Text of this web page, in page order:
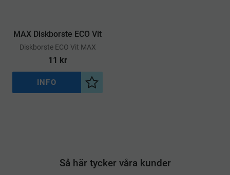
MAX Diskborste ECO Vit
​Diskborste ECO Vit MAX
11 kr
Lägg till i önskelista
INFO
Så här tycker våra kunder